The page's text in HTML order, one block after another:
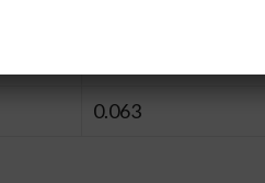
0.063